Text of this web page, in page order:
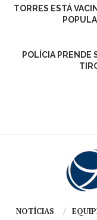
TORRES ESTÁ
POLÍCIA PRENDE
NOTÍCIAS